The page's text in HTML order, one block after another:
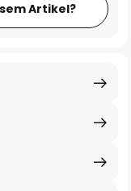
Artikel?